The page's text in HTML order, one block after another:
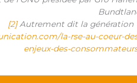
[2]Autrement dit la génération
la-rse-au-coeur-
enjeux-des-